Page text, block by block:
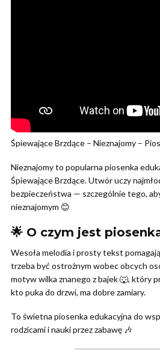
Śpiewające Brzdące – Nieznajomy –
Nieznajomy to popularna piosenka
Śpiewające Brzdące. Utwór uczy
bezpieczeństwa — szczególnie tego,
nieznajomym 😊
🌟 O czym jest
Wesoła melodia i prosty tekst
trzeba być ostrożnym wobec obcych
motyw wilka znanego z bajek 🐺, który
kto puka do drzwi, ma dobre zamiary.
To świetna piosenka edukacyjna do
rodzicami i nauki przez zabawę 🎶